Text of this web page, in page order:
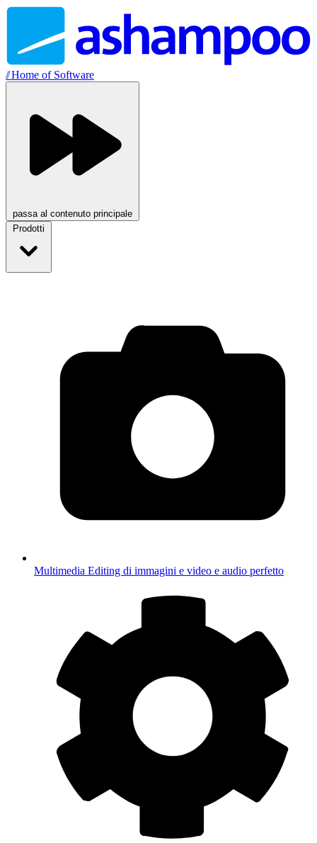
//Home of Software
passa al contenuto principale
Prodotti
Multimedia Editing di immagini e video e audio perfetto